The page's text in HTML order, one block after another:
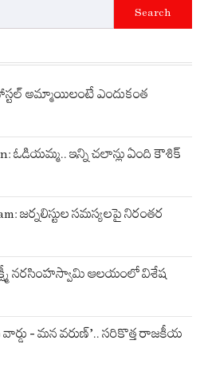
Search
అమ్మాయిలంటే ఎందుకంత
ఓడియమ్మ.. ఇన్ని చలాన్లు ఏంది కౌశిక్
జర్నలిస్టుల సమస్యలపై నిరంతర
నరసింహస్వామి ఆలయంలో విశేష
– మన వరుణ్’.. సరికొత్త రాజకీయ